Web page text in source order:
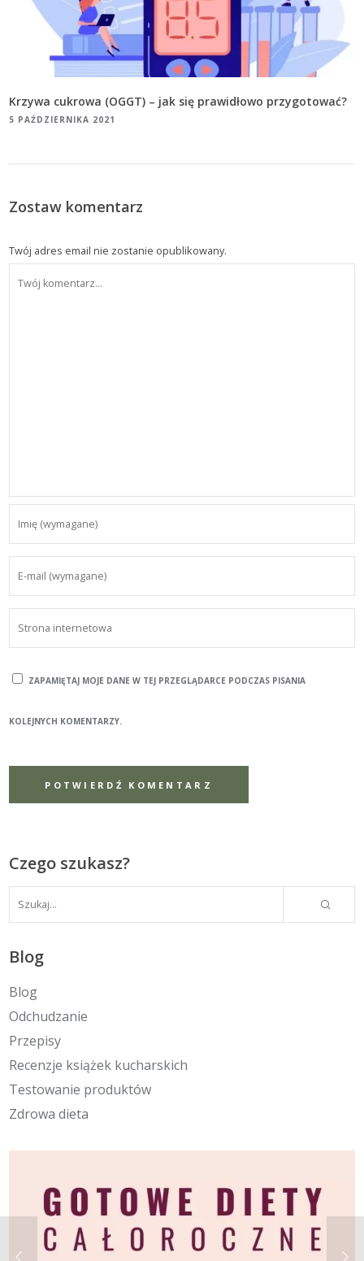
Krzywa cukrowa (OGGT) – jak się prawidłowo przygotować?
5 PAŹDZIERNIKA 2021
Zostaw komentarz
Twój adres email nie zostanie opublikowany.
ZAPAMIĘTAJ MOJE DANE W TEJ PRZEGLĄDARCE PODCZAS PISANIA
KOLEJNYCH KOMENTARZY.
Czego szukasz?
Blog
Blog
Odchudzanie
Przepisy
Recenzje książek kucharskich
Testowanie produktów
Zdrowa dieta